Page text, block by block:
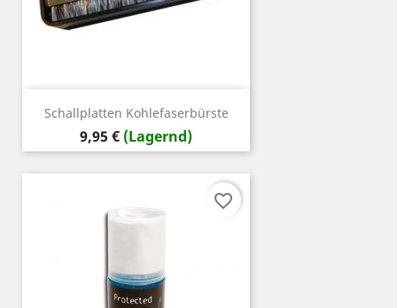
Schallplatten Kohlefaserbürste
Preis
9,95 € (Lagernd)
favorite_border